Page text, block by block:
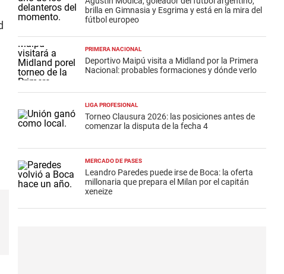
brilla en Gimnasia y Esgrima y está en la mira del
fútbol europeo
PRIMERA NACIONAL
Deportivo Maipú visita a Midland por la Primera
Nacional: probables formaciones y dónde verlo
LIGA PROFESIONAL
Torneo Clausura 2026: las posiciones antes de
comenzar la disputa de la fecha 4
MERCADO DE PASES
Leandro Paredes puede irse de Boca: la oferta
millonaria que prepara el Milan por el capitán
xeneize